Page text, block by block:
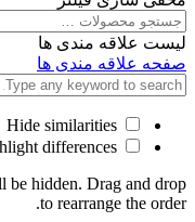
جستجو
برای
لیست علاقه مندی ها
صفحه علاقه مندی ها
be hidden. Drag and drop
to rearrange the order.